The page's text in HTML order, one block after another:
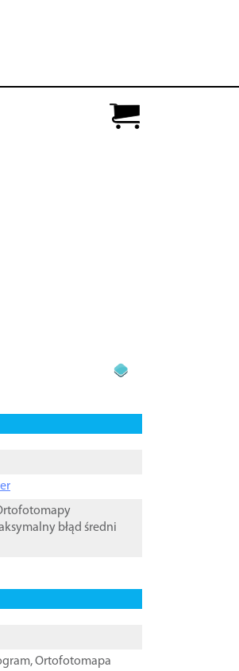
błąd średni
,Ortofotomapa